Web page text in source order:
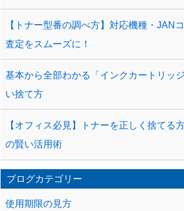
【トナー型番の調べ方】対応機種・JAN
査定をスムーズに！
基本から全部わかる「インクカートリッ
い捨て方
【オフィス必見】トナーを正しく捨てる
の賢い活用術
ブログカテゴリー
使用期限の見方